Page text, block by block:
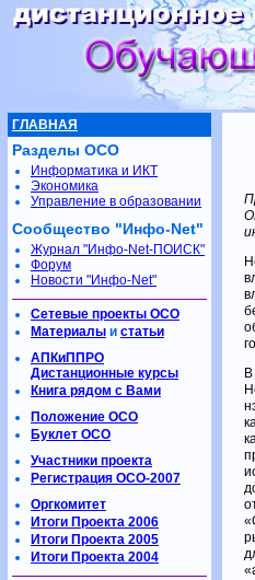
ГЛАВНАЯ
Разделы ОСО
Информатика и ИКТ
Экономика
Управление в образовании
Сообщество "Инфо-Net"
Журнал "Инфо-Net-ПОИСК"
Форум
Новости "Инфо-Net"
Сетевые проекты ОСО
Материалы и статьи
АПКиППРО
Дистанционные курсы
Книга рядом с Вами
Положение ОСО
Буклет ОСО
Участники проекта
Регистрация ОСО-2007
Оргкомитет
Итоги Проекта 2006
Итоги Проекта 2005
Итоги Проекта 2004